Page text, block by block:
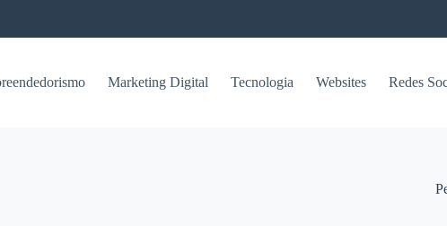
Marketing Digital Tecnologia Websites Redes